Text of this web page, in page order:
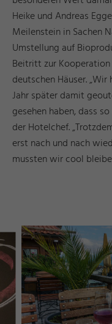
Heike und Andreas
Meilenstein in Sachen
Umstellung auf
Beitritt zur Kooperation
deutschen Häuser.
Jahr später damit
gesehen haben, dass
der Hotelchef.
erst nach und nach
mussten wir cool